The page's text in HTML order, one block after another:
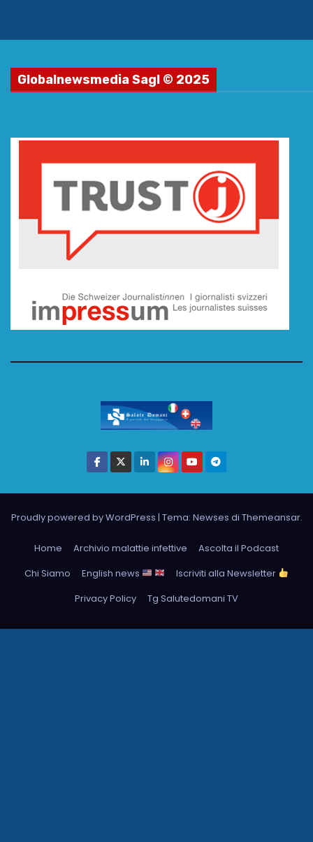
Globalnewsmedia Sagl © 2025
Proudly powered by WordPress | Tema: Newses di Themeansar.
Home Archivio malattie infettive
Ascolta il Podcast
Chi Siamo
English news
Iscriviti alla Newsletter
Privacy Policy
Tg Salutedomani TV